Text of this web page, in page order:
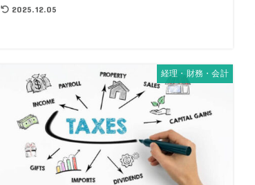
2025.12.05
経理・財務・会計